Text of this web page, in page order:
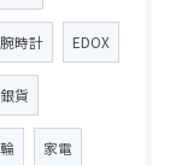
腕時計 EDOX
貨
家電